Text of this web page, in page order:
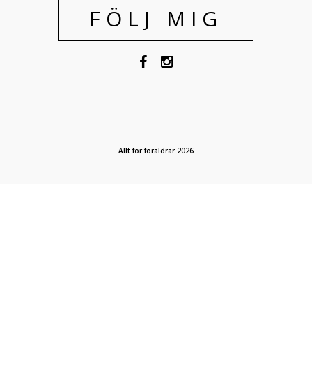
FÖLJ MIG
Allt för föräldrar 2026